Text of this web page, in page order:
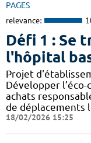
PAGES
relevance:
Défi 1 : Se
l'hôpital
Projet
Développer
achats
de déplacements
18/02/2026 15:25